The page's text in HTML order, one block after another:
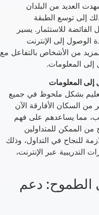
العديد من البلدان
ذلك إلى توسع الطبقة
الفائضة للاستثمار. يسير
الوصول إلى الإنترنت
من الأشخاص بالتفاعل مع
إلى المعلومات.
بشكل ملحوظ في جميع
من السكان الأفارقة الآن
مما يساعدهم على فهم
الممكن للمتداولين
للنجاح في التداول، وذلك
التدريبية عبر الإنترنت،
الطموح: دعم